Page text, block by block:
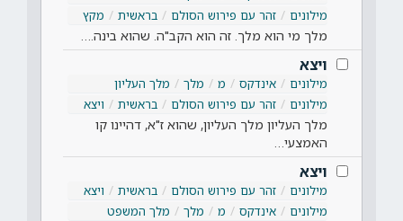
מילונים
זהר עם פירוש הסולם בראשית מקץ
מלך מי הוא מלך. זה הוא הקב"ה. שהוא בינה.…
ויצא
מילונים אינדקס מ מלך
מלך העליון
מילונים
זהר עם פירוש הסולם בראשית ויצא
מלך העליון מלך העליון, שהוא ז"א, דהיינו קו
האמצעי…
ויצא
מילונים זהר עם פירוש הסולם בראשית
ויצא
מילונים
אינדקס מ מלך מלך המשפט